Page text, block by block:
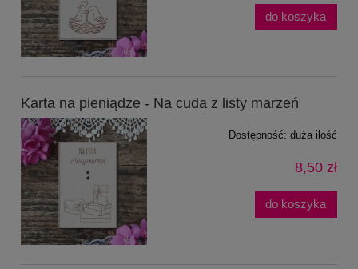
do koszyka
Karta na pieniądze - Na cuda z listy marzeń
Dostępność: duża ilość
8,50 zł
do koszyka